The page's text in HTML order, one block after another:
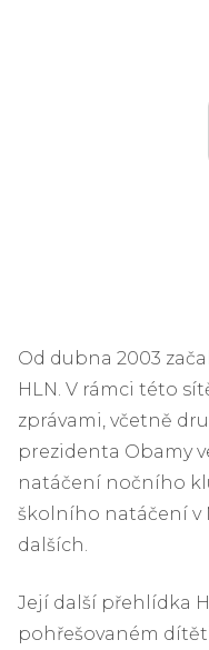
Od dubna 2003
HLN. V rámci této
zprávami, včetně
prezidenta Obamy
natáčení nočního
školního natáčení v
dalších.
Její další přehlídka
pohřešovaném